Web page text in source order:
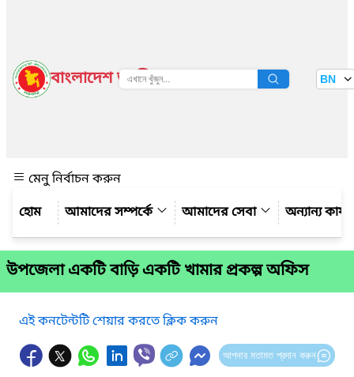
বাংলাদেশ জাতীয় তথ্য বাতায়ন BN
মেনু নির্বাচন করুন
আমাদের সম্পর্কে
আমাদের সেবা অন্যান্য
উপজেলা একটি বাড়ি একটি খামার প্রকল্প অফিস
এই কনটেন্টটি শেয়ার করতে ক্লিক করুন
আপনার মতামত প্রদান করুন